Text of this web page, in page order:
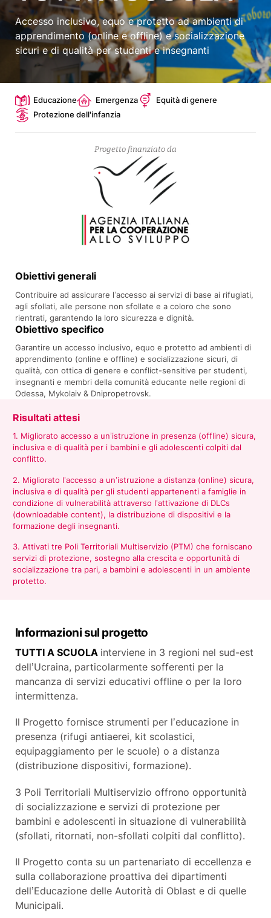
Accesso inclusivo, equo e protetto ad ambienti di
apprendimento (online e offline) e socializzazione
sicuri e di qualità per studenti e insegnanti
TopicsEducazione Emergenza
Equità di genere
Protezione dell'infanzia
Obiettivi generali
Contribuire ad assicurare l’accesso ai servizi di base ai rifugiati,
agli sfollati, alle persone non sfollate e a coloro che sono
rientrati, garantendo la loro sicurezza e dignità.
Obiettivo specifico
Garantire un accesso inclusivo, equo e protetto ad ambienti di
apprendimento (online e offline) e socializzazione sicuri, di
qualità, con ottica di genere e conflict-sensitive per studenti,
insegnanti e membri della comunità educante nelle regioni di
Odessa, Mykolaiv & Dnipropetrovsk.
Risultati attesi
1. Migliorato accesso a un’istruzione in presenza (offline) sicura,
inclusiva e di qualità per i bambini e gli adolescenti colpiti dal
conflitto.
2. Migliorato l’accesso a un’istruzione a distanza (online) sicura,
inclusiva e di qualità per gli studenti appartenenti a famiglie in
condizione di vulnerabilità attraverso l’attivazione di DLCs
(downloadable content), la distribuzione di dispositivi e la
formazione degli insegnanti.
3. Attivati tre Poli Territoriali Multiservizio (PTM) che forniscano
servizi di protezione, sostegno alla crescita e opportunità di
socializzazione tra pari, a bambini e adolescenti in un ambiente
protetto.
Informazioni sul progetto
TUTTI A SCUOLA interviene in 3 regioni nel sud-est
dell’Ucraina, particolarmente sofferenti per la
mancanza di servizi educativi offline o per la loro
intermittenza.
Il Progetto fornisce strumenti per l’educazione in
presenza (rifugi antiaerei, kit scolastici,
equipaggiamento per le scuole) o a distanza
(distribuzione dispositivi, formazione).
3 Poli Territoriali Multiservizio offrono opportunità
di socializzazione e servizi di protezione per
bambini e adolescenti in situazione di vulnerabilità
(sfollati, ritornati, non-sfollati colpiti dal conflitto).
Il Progetto conta su un partenariato di eccellenza e
sulla collaborazione proattiva dei dipartimenti
dell’Educazione delle Autorità di Oblast e di quelle
Municipali.
Progetto finanziato da